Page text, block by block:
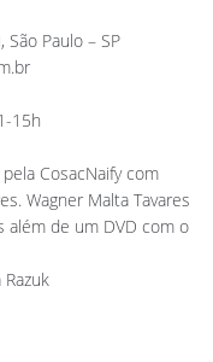
Paulo – SP
15h
CosacNaify com
Wagner Malta Tavares
além de um DVD com o